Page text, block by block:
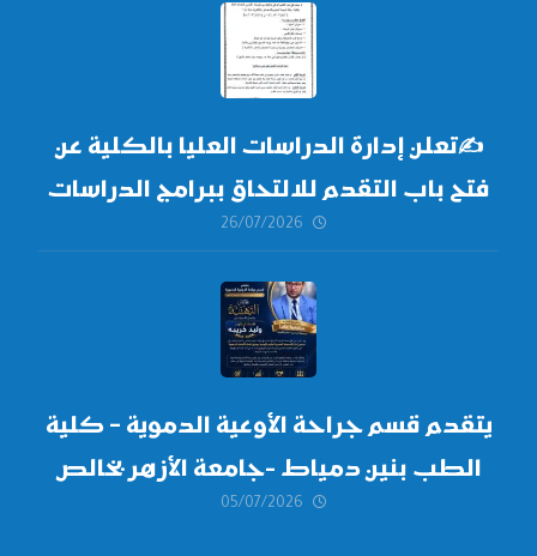
✍تعلن إدارة الدراسات العليا بالكلية عن
فتح باب التقدم للالتحاق ببرامج الدراسات
العليا لدورة
أكتوبر 2026،
26/07/2026
يتقدم قسم جراحة الأوعية الدموية – كلية
الطب بنين دمياط -جامعة الأزهر بخالص
التهنئة وأصدق الأمنيات إلى الأستاذ
05/07/2026